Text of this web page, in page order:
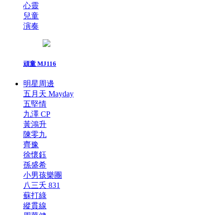
心靈
兒童
演奏
頑童 MJ116
明星周邊
五月天 Mayday
五堅情
九澤 CP
黃鴻升
陳零九
齊豫
徐懷鈺
孫盛希
小男孩樂團
八三夭 831
蘇打綠
縱貫線